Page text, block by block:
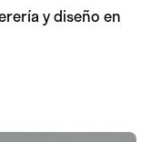
y diseño en